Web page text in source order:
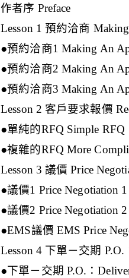
作者序 Preface
Lesson 1 預約洽商
●預約洽商1 Making An
●預約洽商2 Making An
●預約洽商3 Making An
Lesson 2 客戶要求報價
●單純的RFQ Simple RFQ
●複雜的RFQ More
Lesson 3 議價 Price
●議價1 Price Negotiation 1
●議價2 Price Negotiation 2
●EMS議價 EMS Price
Lesson 4 下單－交期
●下單－交期 P.O.：